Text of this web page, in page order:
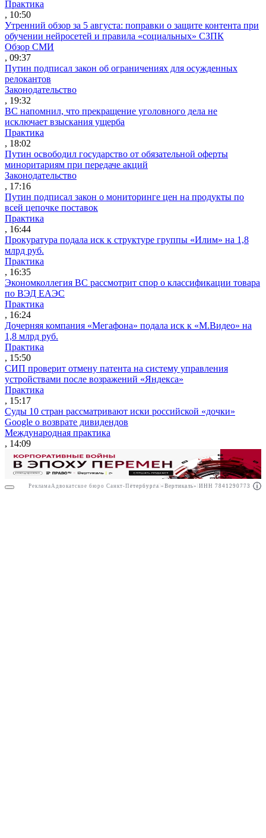
Реклама АО"Право.ру" ИНН: 7708095468
Практика
, 10:50
Утренний обзор за 5 августа: поправки о защите контента при
обучении нейросетей и правила «социальных» СЗПК
Обзор СМИ
, 09:37
Путин подписал закон об ограничениях для осужденных
релокантов
Законодательство
, 19:32
ВС напомнил, что прекращение уголовного дела не
исключает взыскания ущерба
Практика
, 18:02
Путин освободил государство от обязательной оферты
миноритариям при передаче акций
Законодательство
, 17:16
Путин подписал закон о мониторинге цен на продукты по
всей цепочке поставок
Практика
, 16:44
Прокуратура подала иск к структуре группы «Илим» на 1,8
млрд руб.
Практика
, 16:35
Экономколлегия ВС рассмотрит спор о классификации товара
по ВЭД ЕАЭС
Практика
, 16:24
Дочерняя компания «Мегафона» подала иск к «М.Видео» на
1,8 млрд руб.
Практика
, 15:50
СИП проверит отмену патента на систему управления
устройствами после возражений «Яндекса»
Практика
, 15:17
Суды 10 стран рассматривают иски российской «дочки»
Google о возврате дивидендов
Международная практика
, 14:09
Реклама Адвокатское бюро Санкт-Петербурга «Вертикаль» ИНН 7841290773